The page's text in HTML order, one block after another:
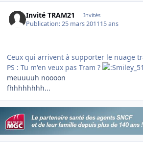
Invité TRAM21 Invités
Publication:25 mars 201115 ans
Ceux qui arrivent à supporter le nuage
PS : Tu m'en veux pas Tram ?
meuuuuh noooon
fhhhhhhhh...